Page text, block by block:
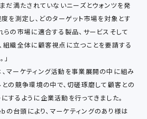
まだ満たされていないニーズとウォンツを発
度を測定し、どのターゲット市場を対象とす
らの市場に適合する製品、サービスそして
組織全体に顧客視点に⽴つことを要請する
マーケティング活動を事業展開の中に組み
との競争環境の中で、切磋琢磨して顧客との
するように企業活動を⾏ってきました。
台頭により、マーケティングのあり様は